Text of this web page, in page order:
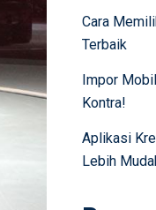
Cara
Terbaik
Impor
Kontra!
Aplikasi
Lebih